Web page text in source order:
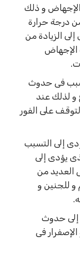
و ذلك
درجة حرارة
الزيادة من
الإجهاض
فى حدوث
و لذلك عند
على الفور
إلى التسبب
يؤدى إلى
من
و للجنين و
حدوث
فى